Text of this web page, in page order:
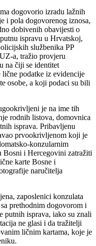
dogovorio izradu lažnih
i pola dogovorenog iznosa,
dobivenih obavijesti o
ispravu u Hrvatskoj,
službenika PP
a, tražio provjeru
na čiji se identitet
lične podatke iz evidencije
osobe, a koji podaci su bili
je na ime tih
rodnih listova, domovnica
isprava. Pribavljenu
prvookrivljenom koji je
konzularnim
Bosni i Hercegovini zatražiti
karte Bosne i
naručitelja
zaposlenici konzulata
prethodnim dogovorom i
putnih isprava, iako su znali
ne glasi i da tražitelji
ličnim kartama, koje je